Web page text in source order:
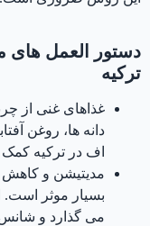
دستور العمل های
ترکیه
غذاهای غنی از
دانه ها، روغن
اف در ترکیه
مدیتیشن و کاهش
بسیار موثر است.
می گذارد و